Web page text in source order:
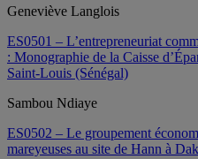
Geneviève Langlois
ES0501 – L’entrepreneuriat
: Monographie de la Caisse
Saint-Louis (Sénégal)
Sambou Ndiaye
ES0502 – Le groupement
mareyeuses au site de Hann à